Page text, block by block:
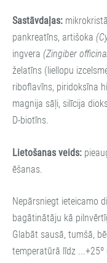
Sastāvdaļas:
pankreatīns, artišoka
ingvera (Zingiber
želatīns (liellopu
riboflavīns, piridoksīna
magnija sāļi, silīcija
D-biotīns.
Lietošanas veids:
ēšanas.
Nepārsniegt ieteicamo
bagātinātāju kā
Glabāt sausā, tumšā,
temperatūrā līdz ...+25º